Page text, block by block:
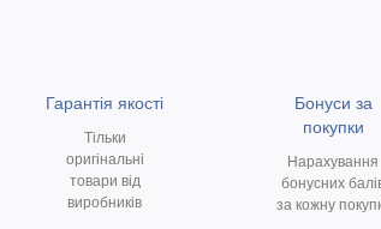
Гарантія якості
Тільки
оригінальні
товари від
виробників
Бонуси за
покупки
Нарахування
бонусних
за кожну